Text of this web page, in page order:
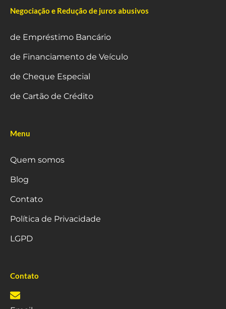
Negociação e Redução de juros abusivos
de Empréstimo Bancário
de Financiamento de Veículo
de Cheque Especial
de Cartão de Crédito
Menu
Quem somos
Blog
Contato
Política de Privacidade
LGPD
Contato